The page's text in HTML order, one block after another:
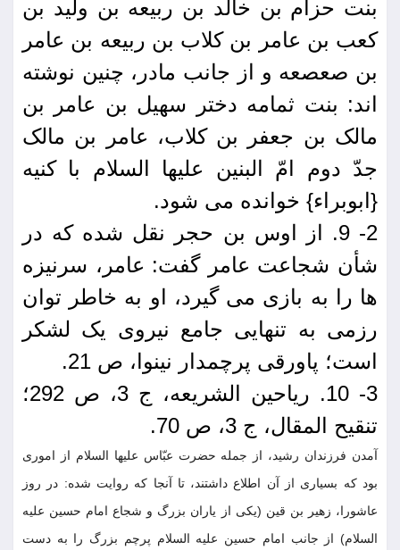
بنت حزام بن خالد بن ربیعه بن ولید بن
کعب بن عامر بن کلاب بن ربیعه بن عامر
بن صعصعه و از جانب مادر، چنین نوشته
اند: بنت ثمامه دختر سهیل بن عامر بن
مالک بن جعفر بن کلاب، عامر بن مالک
جدّ دوم امّ البنین علیها السلام با کنیه
{ابوبراء} خوانده می شود.
2- 9. از اوس بن حجر نقل شده که در
شأن شجاعت عامر گفت: عامر، سرنیزه
ها را به بازی می گیرد، او به خاطر توان
رزمی به تنهایی جامع نیروی یک لشکر
است؛ پاورقی پرچمدار نینوا، ص 21.
3- 10. ریاحین الشریعه، ج 3، ص 292؛
تنقیح المقال، ج 3، ص 70.
آمدن فرزندان رشید، از جمله حضرت عبّاس علیها السلام از اموری
بود که بسیاری از آن اطلاع داشتند، تا آنجا که روایت شده: در روز
عاشورا، زهیر بن قین (یکی از یاران بزرگ و شجاع امام حسین علیه
السلام) از جانب امام حسین علیه السلام پرچم بزرگ را به دست